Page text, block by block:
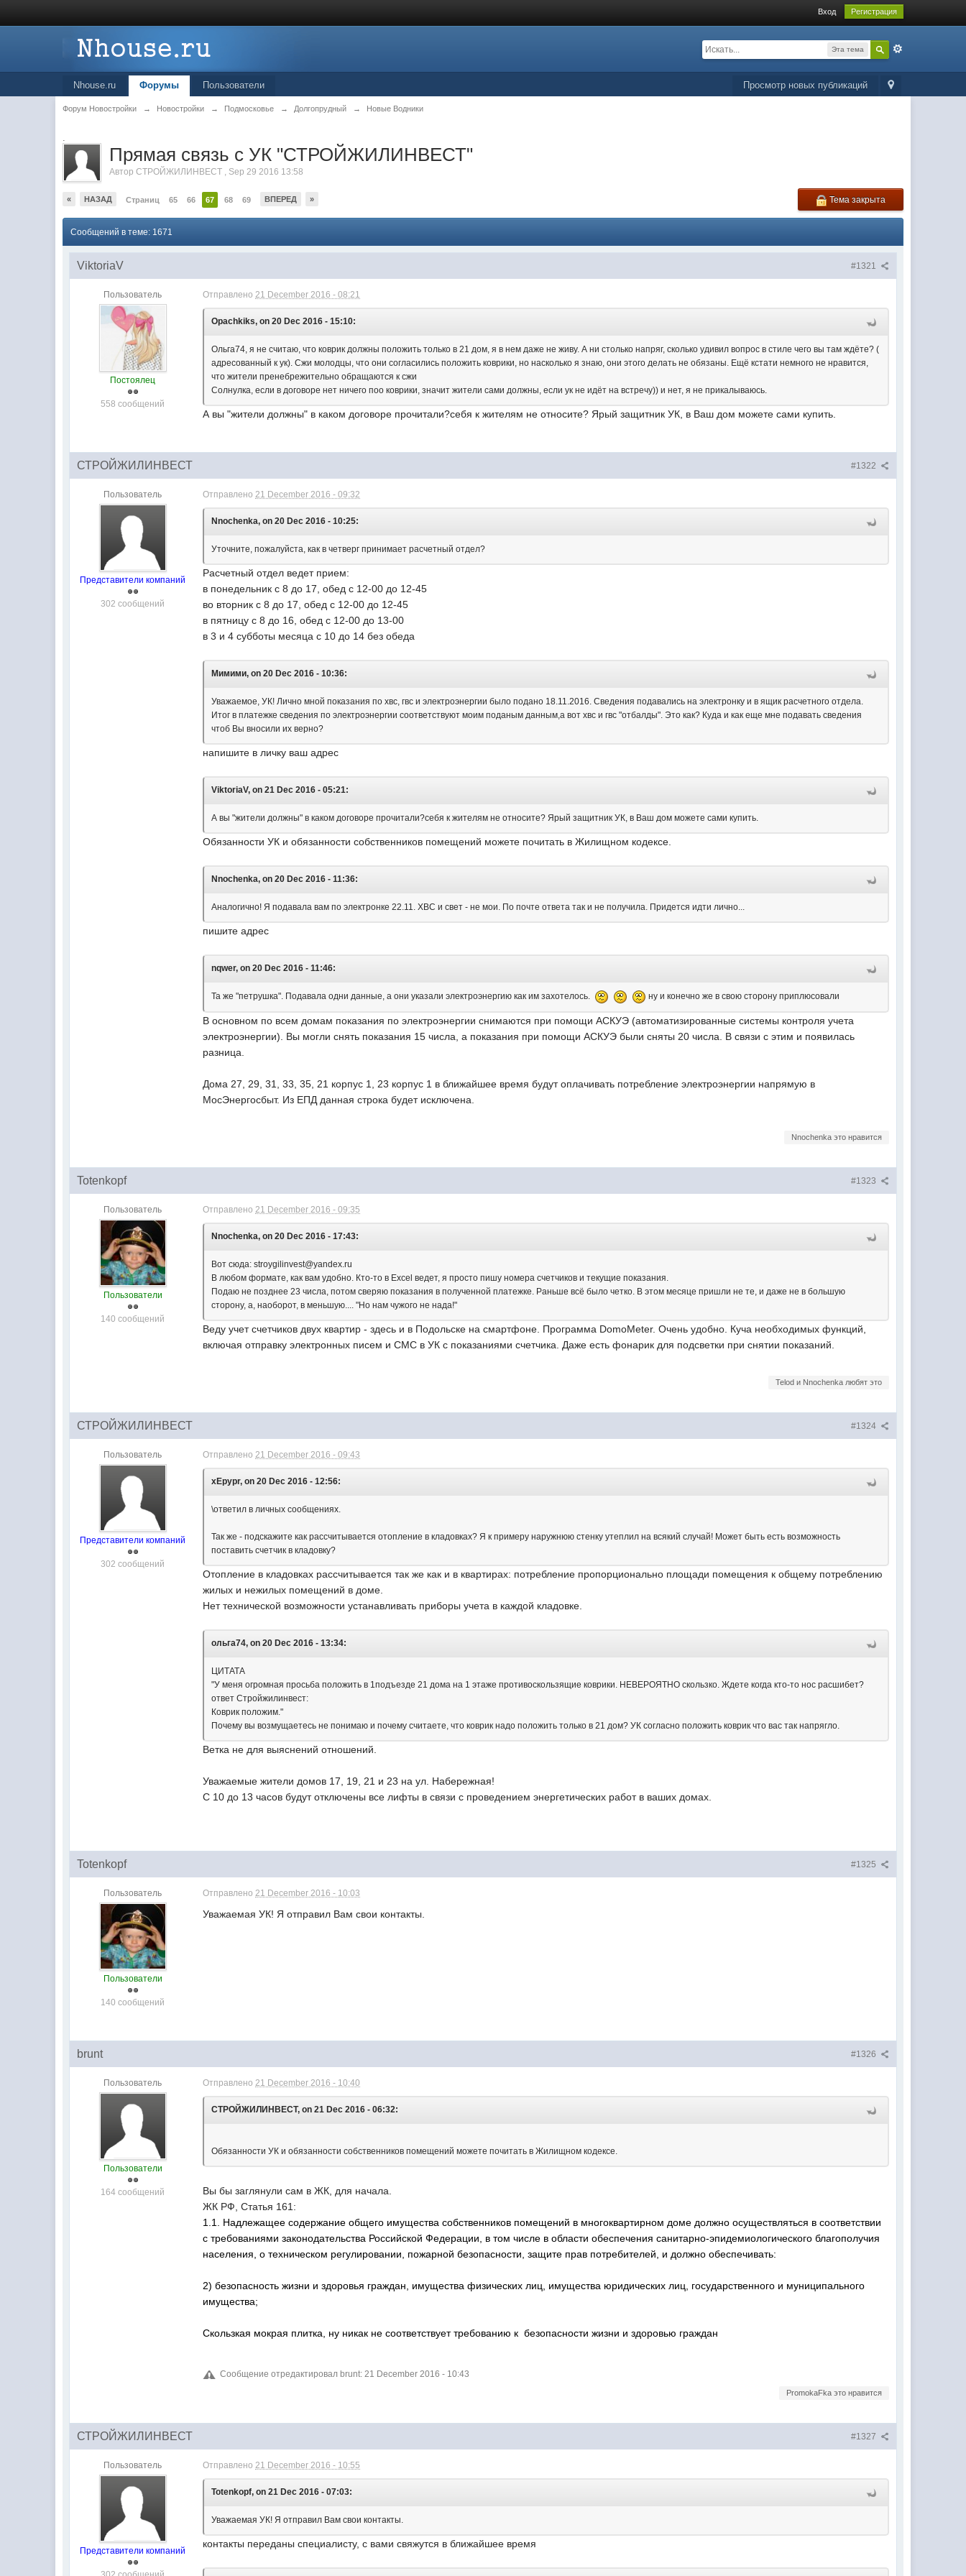
Вход Регистрация
Эта тема
Просмотр новых публикаций
Nhouse.ru Форумы Пользователи
Форум Новостройки → Новостройки → Подмосковье → Долгопрудный → Новые Водники
.
Прямая связь с УК "СТРОЙЖИЛИНВЕСТ"
АвторСТРОЙЖИЛИНВЕСТ , Sep 29 2016 13:58
« НАЗАД Страниц 65 66 67 68 69 ВПЕРЕД » Тема закрыта
Сообщений в теме: 1671
#1321
ViktoriaV
Пользователь
Постоялец
558 сообщений
Отправлено21 December 2016 - 08:21
Opachkiks, on 20 Dec 2016 - 15:10:
Ольга74, я не считаю, что коврик должны положить только в 21 дом, я в нем даже не живу. А ни столько напряг, сколько удивил вопрос в стиле чего вы там ждёте? (
адресованный к ук). Сжи молодцы, что они согласились положить коврики, но насколько я знаю, они этого делать не обязаны. Ещё кстати немного не нравится,
что жители пренебрежительно обращаются к сжи
Солнулка, если в договоре нет ничего поо коврики, значит жители сами должны, если ук не идёт на встречу)) и нет, я не прикалываюсь.
А вы "жители должны" в каком договоре прочитали?себя к жителям не относите? Ярый защитник УК, в Ваш дом можете сами купить.
#1322
СТРОЙЖИЛИНВЕСТ
Пользователь
Представители компаний
302 сообщений
Отправлено21 December 2016 - 09:32
Nnochenka, on 20 Dec 2016 - 10:25:
Уточните, пожалуйста, как в четверг принимает расчетный отдел?
Расчетный отдел ведет прием:
в понедельник с 8 до 17, обед с 12-00 до 12-45
во вторник с 8 до 17, обед с 12-00 до 12-45
в пятницу с 8 до 16, обед с 12-00 до 13-00
в 3 и 4 субботы месяца с 10 до 14 без обеда
Мимими, on 20 Dec 2016 - 10:36:
Уважаемое, УК! Лично мной показания по хвс, гвс и электроэнергии было подано 18.11.2016. Сведения подавались на электронку и в ящик расчетного отдела.
Итог в платежке сведения по электроэнергии соответствуют моим поданым данным,а вот хвс и гвс "отбалды". Это как? Куда и как еще мне подавать сведения
чтоб Вы вносили их верно?
напишите в личку ваш адрес
ViktoriaV, on 21 Dec 2016 - 05:21:
А вы "жители должны" в каком договоре прочитали?себя к жителям не относите? Ярый защитник УК, в Ваш дом можете сами купить.
Обязанности УК и обязанности собственников помещений можете почитать в Жилищном кодексе.
Nnochenka, on 20 Dec 2016 - 11:36:
Аналогично! Я подавала вам по электронке 22.11. ХВС и свет - не мои. По почте ответа так и не получила. Придется идти лично...
пишите адрес
nqwer, on 20 Dec 2016 - 11:46:
Та же "петрушка". Подавала одни данные, а они указали электроэнергию как им захотелось. ну и конечно же в свою сторону приплюсовали
В основном по всем домам показания по электроэнергии снимаются при помощи АСКУЭ (автоматизированные системы контроля учета
электроэнергии). Вы могли снять показания 15 числа, а показания при помощи АСКУЭ были сняты 20 числа. В связи с этим и появилась
разница.
Дома 27, 29, 31, 33, 35, 21 корпус 1, 23 корпус 1 в ближайшее время будут оплачивать потребление электроэнергии напрямую в
МосЭнергосбыт. Из ЕПД данная строка будет исключена.
Nnochenka это нравится
#1323
Totenkopf
Пользователь
Пользователи
140 сообщений
Отправлено21 December 2016 - 09:35
Nnochenka, on 20 Dec 2016 - 17:43:
Вот сюда:stroygilinvest@yandex.ru
В любом формате, как вам удобно. Кто-то в Excel ведет, я просто пишу номера счетчиков и текущие показания.
Подаю не позднее 23 числа, потом сверяю показания в полученной платежке. Раньше всё было четко. В этом месяце пришли не те, и даже не в большую
сторону, а, наоборот, в меньшую.... "Но нам чужого не нада!"
Веду учет счетчиков двух квартир - здесь и в Подольске на смартфоне. Программа DomoMeter. Очень удобно. Куча необходимых функций,
включая отправку электронных писем и СМС в УК с показаниями счетчика. Даже есть фонарик для подсветки при снятии показаний.
Telod и Nnochenka любят это
#1324
СТРОЙЖИЛИНВЕСТ
Пользователь
Представители компаний
302 сообщений
Отправлено21 December 2016 - 09:43
xEpypr, on 20 Dec 2016 - 12:56:
\ответил в личных сообщениях.
Так же - подскажите как рассчитывается отопление в кладовках? Я к примеру наружнюю стенку утеплил на всякий случай! Может быть есть возможность
поставить счетчик в кладовку?
Отопление в кладовках рассчитывается так же как и в квартирах: потребление пропорционально площади помещения к общему потреблению
жилых и нежилых помещений в доме.
Нет технической возможности устанавливать приборы учета в каждой кладовке.
ольга74, on 20 Dec 2016 - 13:34:
ЦИТАТА
"У меня огромная просьба положить в 1подъезде 21 дома на 1 этаже противоскользящие коврики. НЕВЕРОЯТНО скользко. Ждете когда кто-то нос расшибет?
ответ Стройжилинвест:
Коврик положим."
Почему вы возмущаетесь не понимаю и почему считаете, что коврик надо положить только в 21 дом? УК согласно положить коврик что вас так напрягло.
Ветка не для выяснений отношений.
Уважаемые жители домов 17, 19, 21 и 23 на ул. Набережная!
С 10 до 13 часов будут отключены все лифты в связи с проведением энергетических работ в ваших домах.
#1325
Totenkopf
Пользователь
Пользователи
140 сообщений
Отправлено21 December 2016 - 10:03
Уважаемая УК! Я отправил Вам свои контакты.
#1326
brunt
Пользователь
Пользователи
164 сообщений
Отправлено21 December 2016 - 10:40
СТРОЙЖИЛИНВЕСТ, on 21 Dec 2016 - 06:32:
Обязанности УК и обязанности собственников помещений можете почитать в Жилищном кодексе.
Вы бы заглянули сам в ЖК, для начала.
ЖК РФ, Статья 161:
1.1. Надлежащее содержание общего имущества собственников помещений в многоквартирном доме должно осуществляться в соответствии
с требованиями законодательства Российской Федерации, в том числе в области обеспечения санитарно-эпидемиологического благополучия
населения, о техническом регулировании, пожарной безопасности, защите прав потребителей, и должно обеспечивать:
2) безопасность жизни и здоровья граждан, имущества физических лиц, имущества юридических лиц, государственного и муниципального
имущества;
Скользкая мокрая плитка, ну никак не соответствует требованию к безопасности жизни и здоровью граждан
Сообщение отредактировал brunt: 21 December 2016 - 10:43
PromokaFka это нравится
#1327
СТРОЙЖИЛИНВЕСТ
Пользователь
Представители компаний
Отправлено21 December 2016 - 10:55
Totenkopf, on 21 Dec 2016 - 07:03:
Уважаемая УК! Я отправил Вам свои контакты.
контакты переданы специалисту, с вами свяжутся в ближайшее время